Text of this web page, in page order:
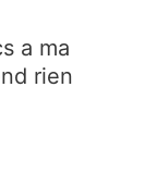
a ma
rien